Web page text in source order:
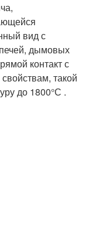
вид с
дымовых
контакт с
такой
до 1800°С .